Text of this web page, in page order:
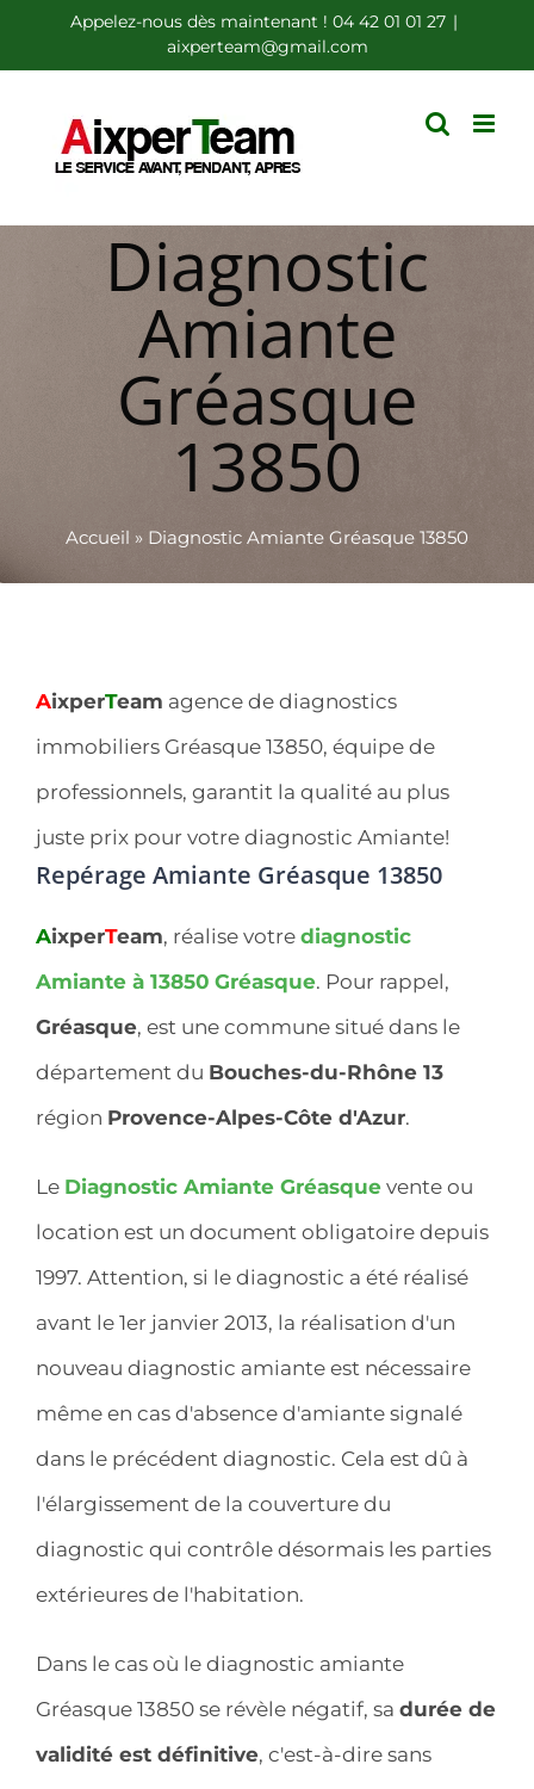
au
contenu
Appelez-nous dès maintenant ! 04 42 01 01 27 |
aixperteam@gmail.com
Diagnostic
Amiante
Gréasque
13850
Accueil » Diagnostic Amiante Gréasque 13850
AixperTeam agence de diagnostics
immobiliers Gréasque 13850, équipe de
professionnels, garantit la qualité au plus
juste prix pour votre diagnostic Amiante!
Repérage Amiante Gréasque 13850
AixperTeam, réalise votre diagnostic
Amiante à 13850 Gréasque. Pour rappel,
Gréasque, est une commune situé dans le
département du Bouches-du-Rhône 13
région Provence-Alpes-Côte d'Azur.
Le Diagnostic Amiante Gréasque vente ou
location est un document obligatoire depuis
1997. Attention, si le diagnostic a été réalisé
avant le 1er janvier 2013, la réalisation d'un
nouveau diagnostic amiante est nécessaire
même en cas d'absence d'amiante signalé
dans le précédent diagnostic. Cela est dû à
l'élargissement de la couverture du
diagnostic qui contrôle désormais les parties
extérieures de l'habitation.
Dans le cas où le diagnostic amiante
Gréasque 13850 se révèle négatif, sa durée de
validité est définitive, c'est-à-dire sans